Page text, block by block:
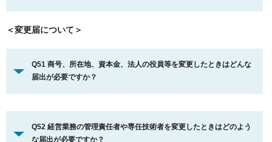
＜変更届について＞
Q51 商号、所在地、資本金、法人の役員等を変更したときはどんな
届出が必要ですか？
Q52 経営業務の管理責任者や専任技術者を変更したときはどのよう
な届出が必要ですか？